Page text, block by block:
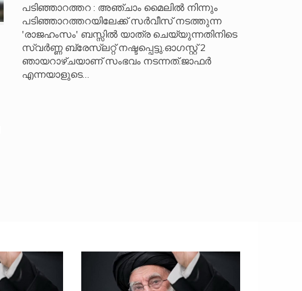
പടിഞ്ഞാറത്തറ : അഞ്ചാം മൈലിൽ നിന്നും
പടിഞ്ഞാറത്തറയിലേക്ക് സർവീസ് നടത്തുന്ന
'രാജഹംസം' ബസ്സിൽ യാത്ര ചെയ്യുന്നതിനിടെ
സ്വർണ്ണ ബ്രേസ്‌ലറ്റ് നഷ്ടപ്പെട്ടു.ഓഗസ്റ്റ് 2
ഞായറാഴ്ചയാണ് സംഭവം നടന്നത്.ജാഫർ
എന്നയാളുടെ…